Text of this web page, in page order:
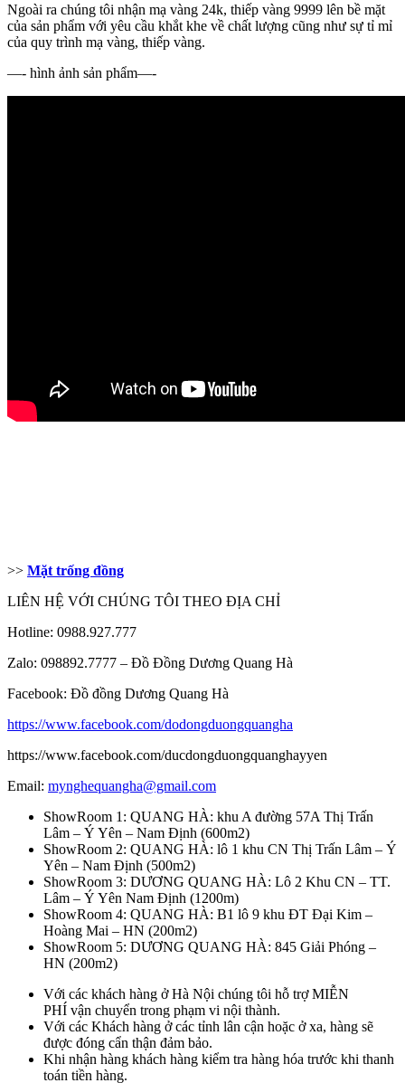
Ngoài ra chúng tôi nhận mạ vàng 24k, thiếp vàng 9999 lên bề mặt
của sản phẩm với yêu cầu khắt khe về chất lượng cũng như sự tỉ mỉ
của quy trình mạ vàng, thiếp vàng.
—- hình ảnh sản phẩm—-
>> Mặt trống đồng
LIÊN HỆ VỚI CHÚNG TÔI THEO ĐỊA CHỈ
Hotline: 0988.927.777
Zalo: 098892.7777 – Đồ Đồng Dương Quang Hà
Facebook: Đồ đồng Dương Quang Hà
https://www.facebook.com/dodongduongquangha
https://www.facebook.com/ducdongduongquanghayyen
Email: mynghequangha@gmail.com
ShowRoom 1: QUANG HÀ: khu A đường 57A Thị Trấn
Lâm – Ý Yên – Nam Định (600m2)
ShowRoom 2: QUANG HÀ: lô 1 khu CN Thị Trấn Lâm – Ý
Yên – Nam Định (500m2)
ShowRoom 3: DƯƠNG QUANG HÀ: Lô 2 Khu CN – TT.
Lâm – Ý Yên Nam Định (1200m)
ShowRoom 4: QUANG HÀ: B1 lô 9 khu ĐT Đại Kim –
Hoàng Mai – HN (200m2)
ShowRoom 5: DƯƠNG QUANG HÀ: 845 Giải Phóng –
HN (200m2)
Với các khách hàng ở Hà Nội chúng tôi hỗ trợ MIỄN
PHÍ vận chuyển trong phạm vi nội thành.
Với các Khách hàng ở các tỉnh lân cận hoặc ở xa, hàng sẽ
được đóng cẩn thận đảm bảo.
Khi nhận hàng khách hàng kiểm tra hàng hóa trước khi thanh
toán tiền hàng.